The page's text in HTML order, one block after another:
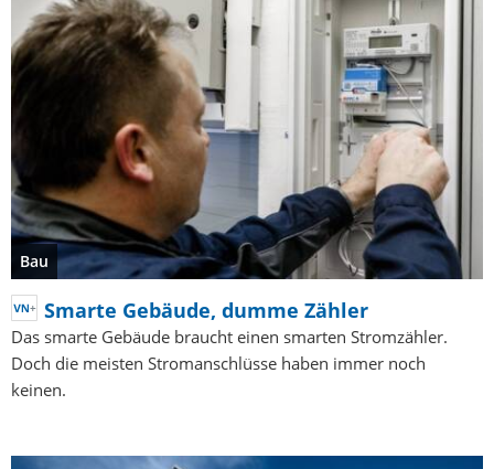
Bau
Smarte Gebäude, dumme Zähler
Das smarte Gebäude braucht einen smarten Stromzähler.
Doch die meisten Stromanschlüsse haben immer noch
keinen.